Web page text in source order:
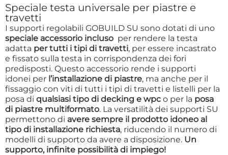
Speciale testa universale per piastre e
travetti
I supporti regolabili GOBUILD SU sono dotati di uno
speciale accessorio incluso per rendere la testa
adatta per tutti i tipi di travetti, per essere incastrato
e fissato sulla testa in corrispondenza dei fori
predisposti. Questo accessorio rende i supporti
idonei per l’installazione di piastre, ma anche per il
fissaggio con viti di tutti i tipi di travetti e listelli per la
posa di qualsiasi tipo di decking e wpc o per la posa
di piastre multiformato. La versatilità dei supporti SU
permettono di avere sempre il prodotto idoneo al
tipo di installazione richiesta, riducendo il numero di
modelli di supporto da avere a disposizione. Un
supporto, infinite possibilità di impiego!